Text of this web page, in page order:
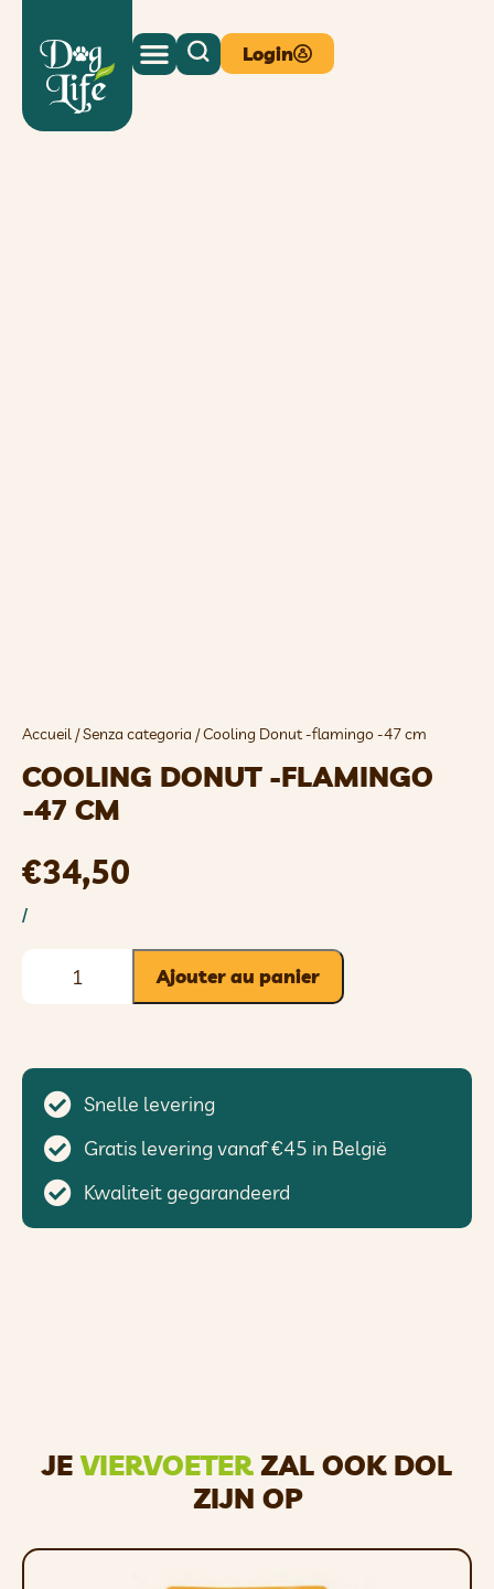
Login
Accueil /Senza categoria / Cooling Donut -flamingo -47 cm
COOLING DONUT -FLAMINGO
-47 CM
€34,50
/
Ajouter au panier
Snelle levering
Gratis levering vanaf €45 in België
Kwaliteit gegarandeerd
JEVIERVOETERZAL OOK DOL
ZIJN OP